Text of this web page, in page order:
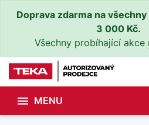
Doprava zdarma na
3 000 Kč.
Všechny probíhající akce
 MENU